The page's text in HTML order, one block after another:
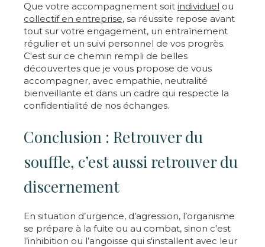
Que votre accompagnement soit individuel ou
collectif en entreprise, sa réussite repose avant
tout sur votre engagement, un entraînement
régulier et un suivi personnel de vos progrès.
C'est sur ce chemin rempli de belles
découvertes que je vous propose de vous
accompagner, avec empathie, neutralité
bienveillante et dans un cadre qui respecte la
confidentialité de nos échanges.
Conclusion : Retrouver du
souffle, c’est aussi retrouver du
discernement
En situation d’urgence, d’agression, l’organisme
se prépare à la fuite ou au combat, sinon c’est
l’inhibition ou l’angoisse qui s'installent avec leur